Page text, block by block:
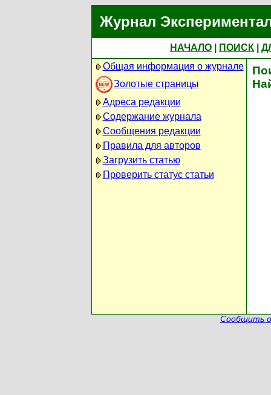
Журнал
НАЧАЛО ПОИСК
Общая информация о журнале
Золотые страницы
Адреса редакции
Содержание журнала
Сообщения редакции
Правила для авторов
Загрузить статью
Проверить статус статьи
Сообщить о